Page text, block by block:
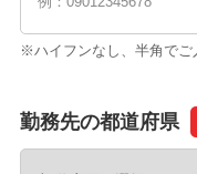
※ハイフンなし、半角でご
勤務先の都道府県